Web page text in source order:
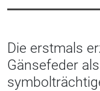
Die erstmals
Gänsefeder